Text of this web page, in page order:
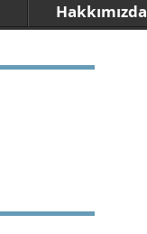
Hakkımızda